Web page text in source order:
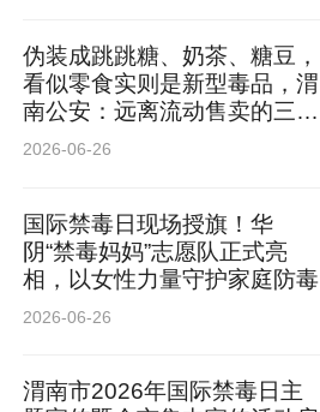
伪装成跳跳糖、奶茶、糖豆，
看似零食实则是新型毒品，渭
南公安：远离流动售卖的三无
产品
2026-06-26
国际禁毒日现场授旗！华
阴“禁毒妈妈”志愿队正式亮
相，以女性力量守护家庭防毒
2026-06-26
渭南市2026年国际禁毒日主